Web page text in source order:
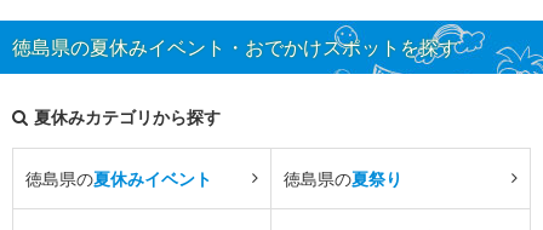
徳島県の夏休みイベント・おでかけスポットを探す
夏休みカテゴリから探す
徳島県の夏休みイベント 徳島県の夏祭り